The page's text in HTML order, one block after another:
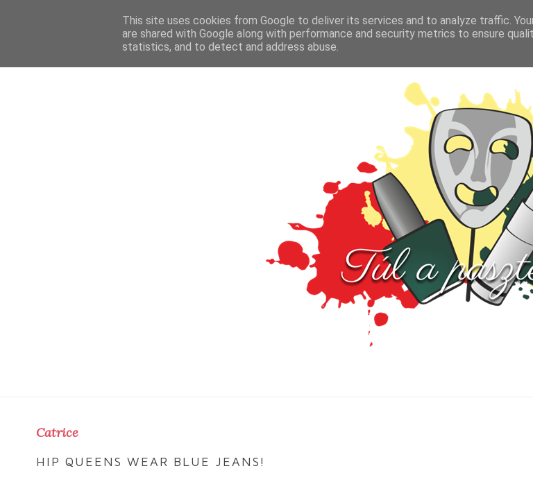
FŐOLDAL TESZT PARFÜM
Catrice
HIP QUEENS WEAR BLUE JEANS!
This site uses cookies from Google to deliver its services and to analyze traffic.
are shared with Google along with performance and security metrics to ensure
statistics, and to detect and address abuse.